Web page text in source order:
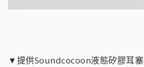
▼提供Soundcocoon液態矽膠耳塞